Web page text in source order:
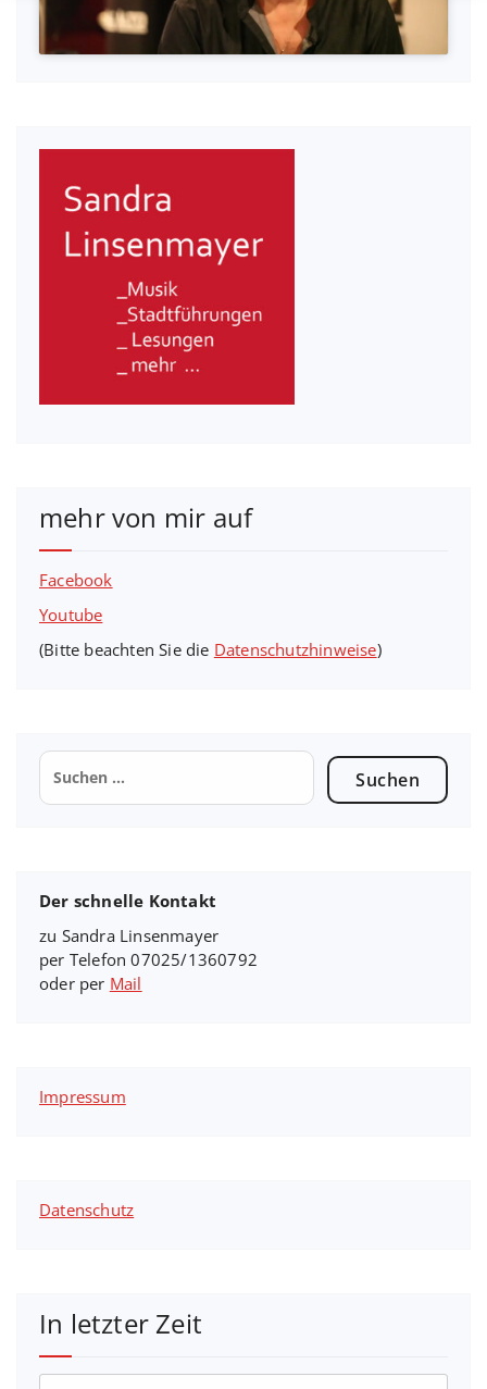
mehr von mir auf
Facebook
Youtube
(Bitte beachten Sie die Datenschutzhinweise)
Suchen
nach:
Der schnelle Kontakt
zu Sandra Linsenmayer
per Telefon 07025/1360792
oder per Mail
Impressum
Datenschutz
In letzter Zeit
In